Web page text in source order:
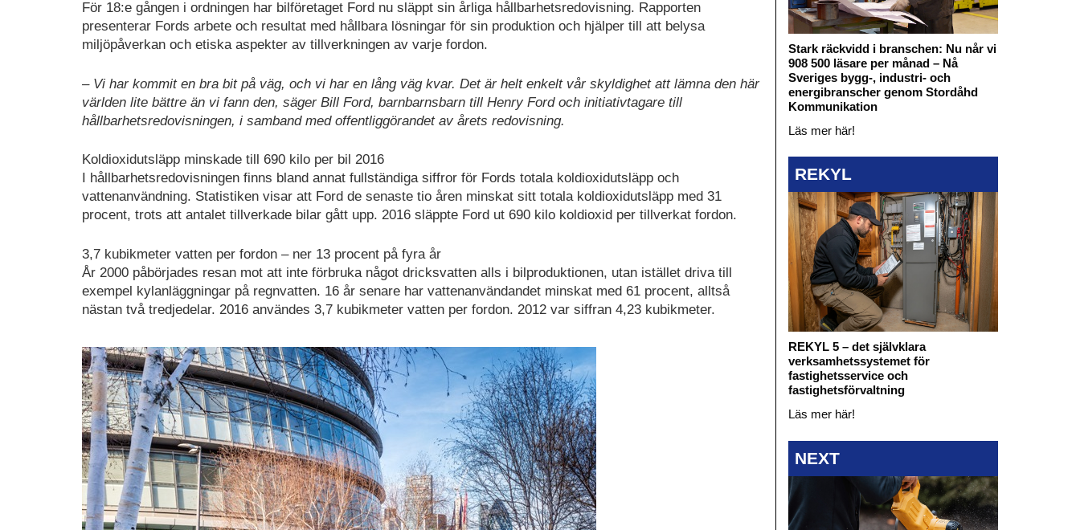
För 18:e gången i ordningen har bilföretaget Ford nu släppt sin årliga hållbarhetsredovisning. Rapporten
presenterar Fords arbete och resultat med hållbara lösningar för sin produktion och hjälper till att belysa
miljöpåverkan och etiska aspekter av tillverkningen av varje fordon.
– Vi har kommit en bra bit på väg, och vi har en lång väg kvar. Det är helt enkelt vår skyldighet att lämna den här
världen lite bättre än vi fann den, säger Bill Ford, barnbarnsbarn till Henry Ford och initiativtagare till
hållbarhetsredovisningen, i samband med offentliggörandet av årets redovisning.
Koldioxidutsläpp minskade till 690 kilo per bil 2016
I hållbarhetsredovisningen finns bland annat fullständiga siffror för Fords totala koldioxidutsläpp och
vattenanvändning. Statistiken visar att Ford de senaste tio åren minskat sitt totala koldioxidutsläpp med 31
procent, trots att antalet tillverkade bilar gått upp. 2016 släppte Ford ut 690 kilo koldioxid per tillverkat fordon.
3,7 kubikmeter vatten per fordon – ner 13 procent på fyra år
År 2000 påbörjades resan mot att inte förbruka något dricksvatten alls i bilproduktionen, utan istället driva till
exempel kylanläggningar på regnvatten. 16 år senare har vattenanvändandet minskat med 61 procent, alltså
nästan två tredjedelar. 2016 användes 3,7 kubikmeter vatten per fordon. 2012 var siffran 4,23 kubikmeter.
Stark räckvidd i branschen: Nu når vi
908 500 läsare per månad – Nå
Sveriges bygg-, industri- och
energibranscher genom Stordåhd
Kommunikation
Läs mer här!
REKYL
REKYL 5 – det självklara
verksamhetssystemet för
fastighetsservice och
fastighetsförvaltning
Läs mer här!
NEXT